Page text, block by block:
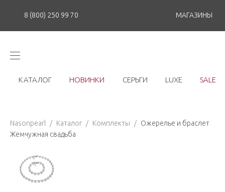
8 (800) 250 99 70 МАГАЗИНЫ
КАТАЛОГ НОВИНКИ СЕРЬГИ LUXE SALE
Nasonpearl / Каталог / Комплекты / Ожерелье и браслет
Жемчужная свадьба